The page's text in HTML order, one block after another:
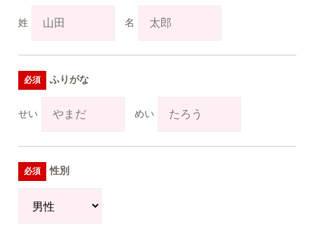
姓 名
ふりがな
せい めい
性別